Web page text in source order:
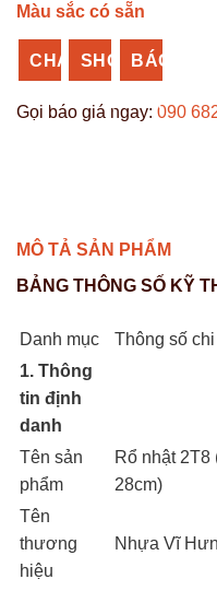
Màu sắc có sẵn
CHAT
ZALO
SHOPEE
NHỰA
BÁO
GIÁ
Gọi báo giá ngay: 090
MÔ TẢ SẢN PHẨM
BẢNG THÔNG SỐ KỸ
Danh mục
Thông số
1. Thông
tin định
danh
Tên sản
phẩm
Rổ nhật 2T8
28cm)
Tên
thương
hiệu
Nhựa Vĩ